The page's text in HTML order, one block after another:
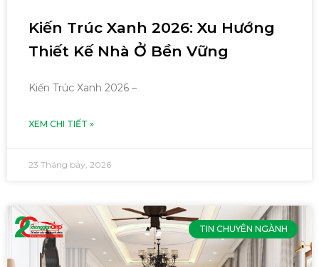
Kiến Trúc Xanh 2026: Xu Hướng
Thiết Kế Nhà Ở Bền Vững
Kiến Trúc Xanh 2026 –
XEM CHI TIẾT »
23 Tháng bảy, 2026
TIN CHUYÊN NGÀNH